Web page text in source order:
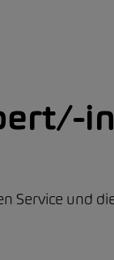
Service und